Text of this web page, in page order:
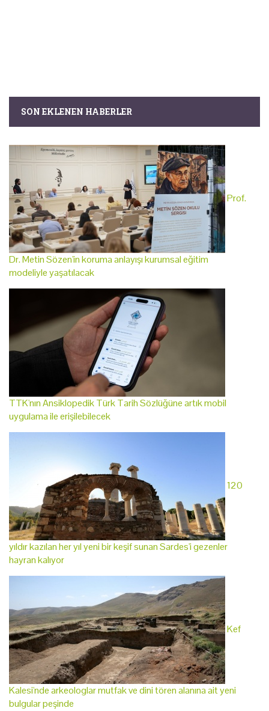
SON EKLENEN HABERLER
Prof.
Dr. Metin Sözen'in koruma anlayışı kurumsal eğitim
modeliyle yaşatılacak
TTK'nın Ansiklopedik Türk Tarih Sözlüğüne artık mobil
uygulama ile erişilebilecek
120
yıldır kazılan her yıl yeni bir keşif sunan Sardes'i gezenler
hayran kalıyor
Kef
Kalesi'nde arkeologlar mutfak ve dini tören alanına ait yeni
bulgular peşinde